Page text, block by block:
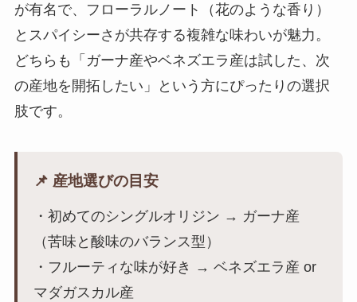
が有名で、フローラルノート（花のような香り）
とスパイシーさが共存する複雑な味わいが魅力。
どちらも「ガーナ産やベネズエラ産は試した、次
の産地を開拓したい」という方にぴったりの選択
肢です。
📌 産地選びの目安
・初めてのシングルオリジン → ガーナ産
（苦味と酸味のバランス型）
・フルーティな味が好き → ベネズエラ産 or
マダガスカル産